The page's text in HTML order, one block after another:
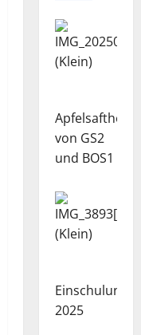
von GS2
und BOS1
Einschulung
2025